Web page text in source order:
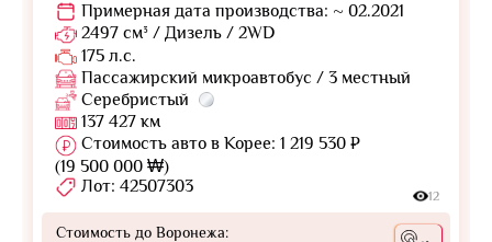
Примерная дата производства: ~ 02.2021
2497 см³ / Дизель / 2WD
175 л.с.
Пассажирский микроавтобус / 3 местный
Серебристый
137 427 км
Стоимость авто в Корее: 1 219 530 ₽
(19 500 000 ₩)
Лот: 42507303
12
Стоимость до Воронежа: